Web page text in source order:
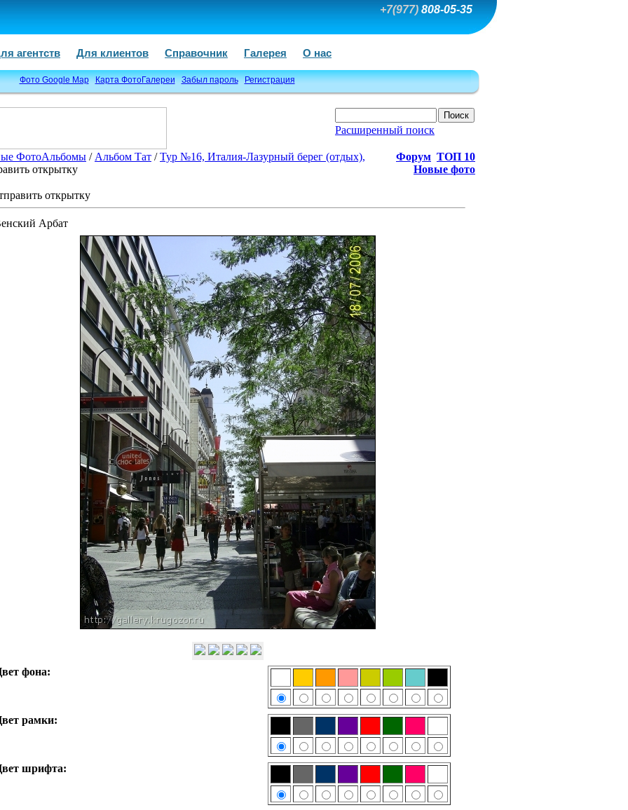
+7(977) 808-05-35
агентств Для клиентов Справочник Галерея О нас
Фото Google Map Карта ФотоГалереи Забыл пароль Регистрация
Расширенный поиск
ФотоАльбомы / Альбом Тат /Тур №16, Италия-Лазурный берег (отдых),
открытку
Форум ТОП 10
Новые фото
открытку
Арбат
фона:
рамки:
шрифта: